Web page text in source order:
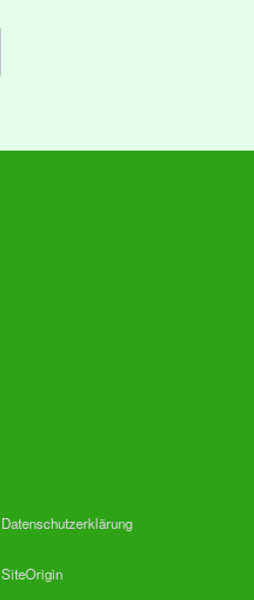
Datenschutzerklärung
SiteOrigin